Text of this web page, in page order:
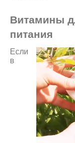
Витамины
питания
Если
в